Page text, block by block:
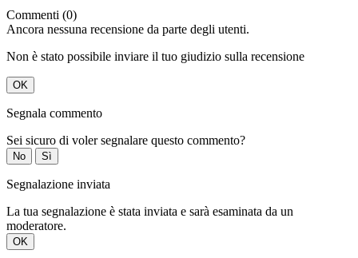
Commenti (0)
Ancora nessuna recensione da parte degli utenti.
Non è stato possibile inviare il tuo giudizio sulla recensione
OK
Segnala commento
Sei sicuro di voler segnalare questo commento?
No Sì
Segnalazione inviata
La tua segnalazione è stata inviata e sarà esaminata da un
moderatore.
OK